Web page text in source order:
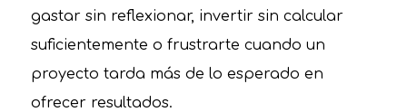
gastar sin reflexionar, invertir sin calcular
suficientemente o frustrarte cuando un
proyecto tarda más de lo esperado en
ofrecer resultados.